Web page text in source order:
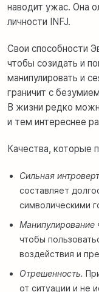
наводит ужас. Она
личности INFJ.
Свои способности
чтобы созидать и
манипулировать и
граничит с
В жизни редко
и тем интереснее
Качества, которые
Сильная
составляет
символическими
Манипулирование
чтобы
воздействия и
Отрешенность.
от ситуации и не